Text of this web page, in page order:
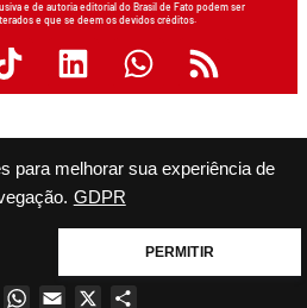
para melhorar sua experiência de
GDPR
PERMITIR
e de autoria editorial do Brasil de Fato podem ser
e que se deem os devidos créditos.
FacebookWhatsApp
Email